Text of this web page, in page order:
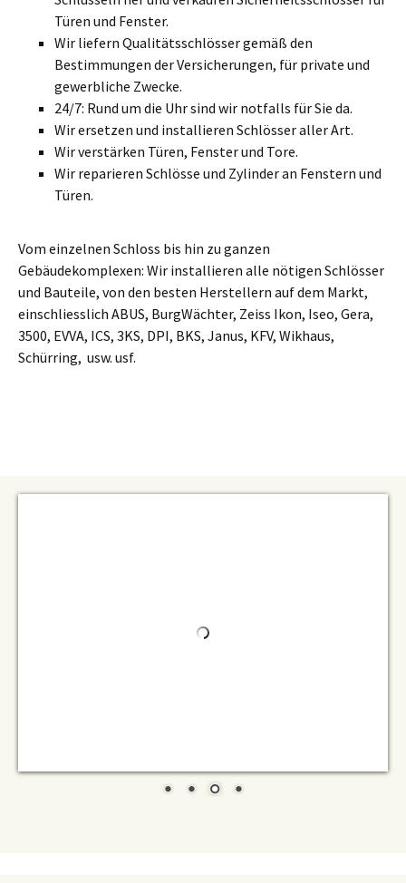
Türen und Fenster.
Wir liefern Qualitätsschlösser gemäß den
Bestimmungen der Versicherungen, für private und
gewerbliche Zwecke.
24/7: Rund um die Uhr sind wir notfalls für Sie da.
Wir ersetzen und installieren Schlösser aller Art.
Wir verstärken Türen, Fenster und Tore.
Wir reparieren Schlösse und Zylinder an Fenstern und
Türen.
Vom einzelnen Schloss bis hin zu ganzen
Gebäudekomplexen: Wir installieren alle nötigen Schlösser
und Bauteile, von den besten Herstellern auf dem Markt,
einschliesslich ABUS, BurgWächter, Zeiss Ikon, Iseo, Gera,
3500, EVVA, ICS, 3KS, DPI, BKS, Janus, KFV, Wikhaus,
Schürring, usw. usf.